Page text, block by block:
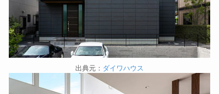
出典元： ダイワハウス